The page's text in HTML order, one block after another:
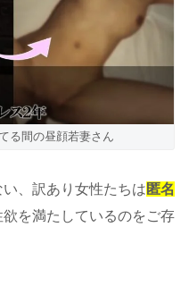
る間の昼顔若妻さん
、訳あり女性たちは匿名
欲を満たしているのをご存